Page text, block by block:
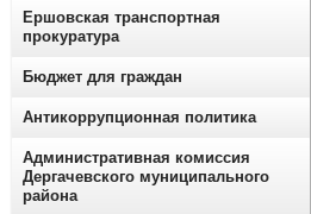
Ершовская транспортная
прокуратура
Бюджет для граждан
Антикоррупционная политика
Административная комиссия
Дергачевского муниципального
района